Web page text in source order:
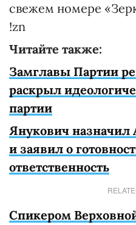
свежем номере
!zn
Читайте также:
Замглавы Партии
раскрыл
партии
Янукович назначил
и заявил о
ответственность
Спикером